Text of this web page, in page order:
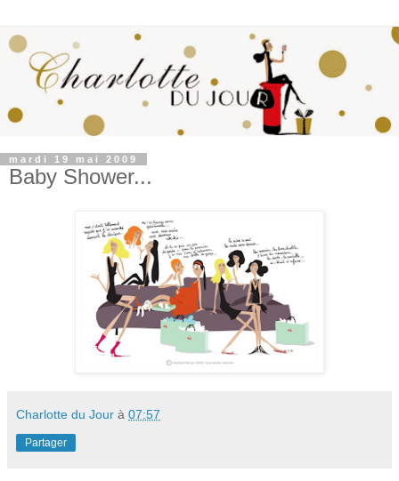
mardi 19 mai 2009
Baby Shower...
Charlotte du Jour à 07:57
Partager